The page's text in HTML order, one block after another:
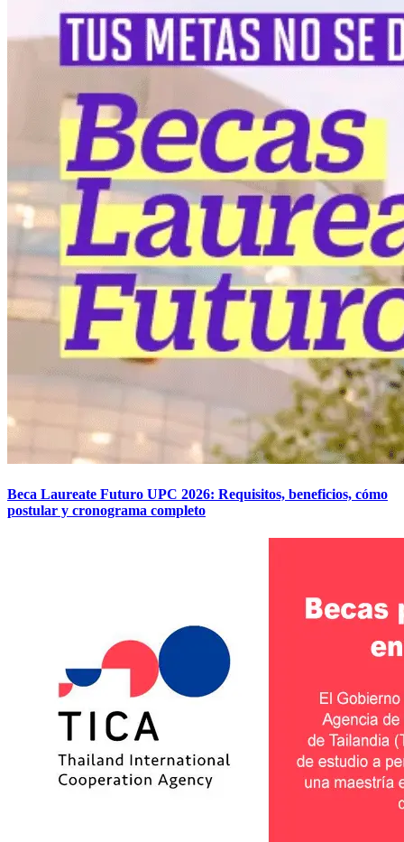
Beca Laureate Futuro UPC 2026: Requisitos, beneficios, cómo
postular y cronograma completo